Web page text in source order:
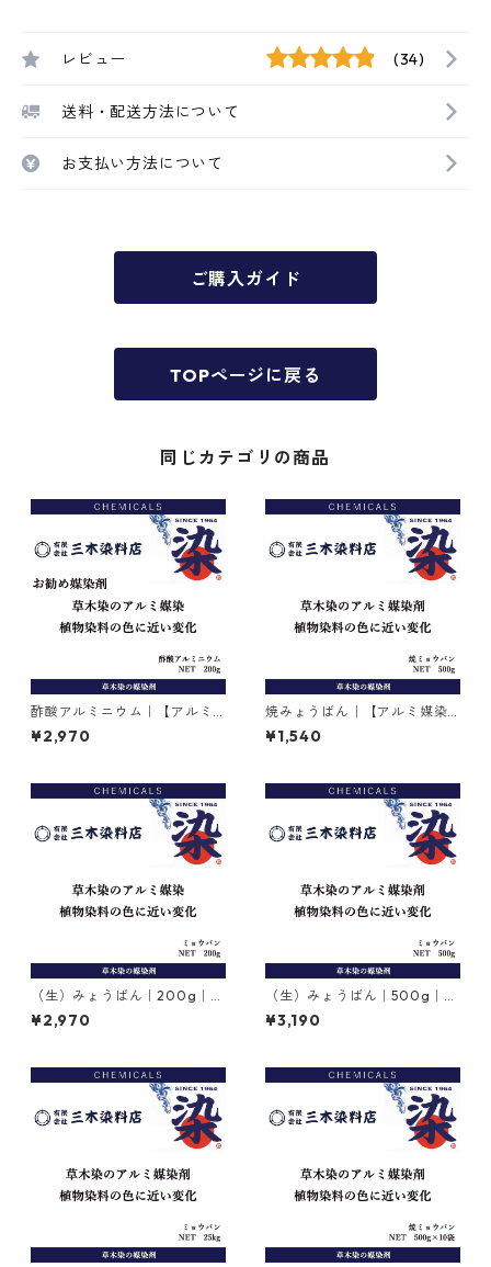
レビュー (34)
送料・配送方法について
お支払い方法について
ご購入ガイド
TOPページに戻る
同じカテゴリの商品
酢酸アルミニウム｜【アルミ
媒染剤】｜200g
¥2,970
焼みょうばん｜【アルミ媒染
剤】｜500g｜焼ミョウバン
¥1,540
（生）みょうばん｜200g｜
【アルミ媒染剤】｜硫酸カリ
ウムアルミニウム12水
¥2,970
（生）みょうばん｜500g｜
【アルミ媒染剤】｜硫酸カリ
ウムアルミニウム12水
¥3,190